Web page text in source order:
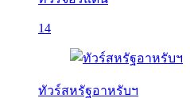
14
ทัวร์สหรัฐอาหรับฯ